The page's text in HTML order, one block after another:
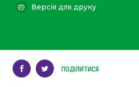
Версія для друку
ПОДІЛИТИСЯ